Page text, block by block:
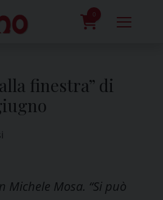
0
finestra” di
Michele Mosa. “Si può